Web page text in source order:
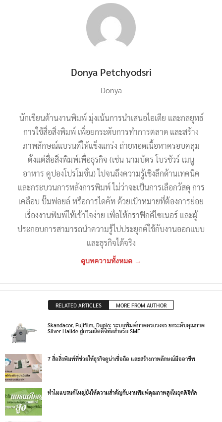
Donya Petchyodsri
Donya
นักเขียนด้านงานพิมพ์ มุ่งเน้นการนำเสนอไอเดีย และกลยุทธ์
การใช้สื่อสิ่งพิมพ์ เพื่อยกระดับการทำการตลาด และสร้าง
ภาพลักษณ์แบรนด์ให้แข็งแกร่ง ถ่ายทอดเนื้อหาครอบคลุม
ตั้งแต่สื่อสิ่งพิมพ์เพื่อธุรกิจ (เช่น นามบัตร โบรชัวร์ เมนู
อาหาร คูปองโปรโมชั่น) ไปจนถึงความรู้เชิงลึกด้านเทคนิค
และกระบวนการหลังการพิมพ์ ไม่ว่าจะเป็นการเลือกวัสดุ การ
เคลือบ ปั๊มฟอยล์ หรือการไดคัท ด้วยเป้าหมายที่ต้องการย่อย
เรื่องงานพิมพ์ให้เข้าใจง่าย เพื่อให้กราฟิกดีไซเนอร์ และผู้
ประกอบการสามารถนำความรู้ไปประยุกต์ใช้กับงานออกแบบ
และธุรกิจได้จริง
ดูบทความทั้งหมด →
RELATED ARTICLES MORE FROM AUTHOR
Skandacor, Fujifilm, Duplo: ระบบพิมพ์ภาพครบวงจร ยกระดับคุณภาพ
Silver Halide สู่การผลิตดิจิทัลสำหรับ SME
7 สื่อสิ่งพิมพ์ที่ช่วยให้ธุรกิจดูน่าเชื่อถือ และสร้างภาพลักษณ์มืออาชีพ
ทำไมแบรนด์ใหญ่ยังให้ความสำคัญกับงานพิมพ์คุณภาพสูงในยุคดิจิทัล